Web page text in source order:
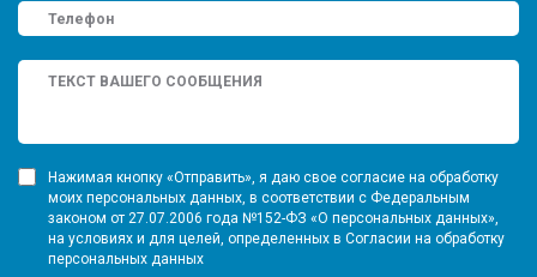
Нажимая кнопку «Отправить», я даю свое согласие на обработку
моих персональных данных, в соответствии с Федеральным
законом от 27.07.2006 года №152-ФЗ «О персональных данных»,
на условиях и для целей, определенных в Согласии на обработку
персональных данных